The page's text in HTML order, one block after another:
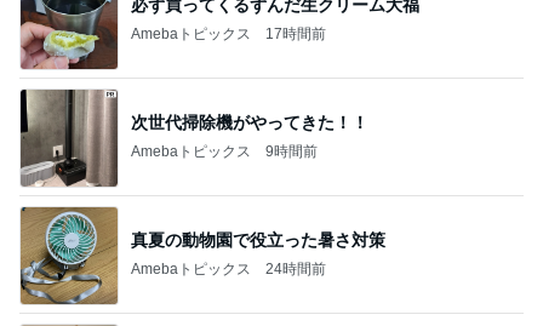
必ず買ってくるずんだ生クリーム大福
Amebaトピックス 17時間前
次世代掃除機がやってきた！！
Amebaトピックス 9時間前
真夏の動物園で役立った暑さ対策
Amebaトピックス 24時間前